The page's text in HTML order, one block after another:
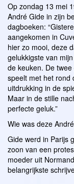
Op zondag 13 mei
André Gide in zijn
dagboeken:
aangekomen in
hier zo mooi, deze
gelukkigste van
de keuken. De
speelt met het rond
uitdrukking in de
Maar in de stille
perfecte geluk.”
Wie was deze
Gide werd in Parijs
zoon van een
moeder uit
belangrijkste